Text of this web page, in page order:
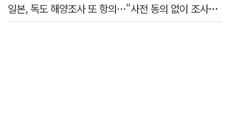
일본, 독도 해양조사 또 항의…"사전 동의 없이 조사" 주장